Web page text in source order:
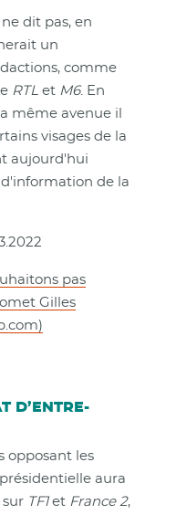
dit pas, en
un
comme
RTL et M6. En
même avenue il
visages de la
aujourd'hui
de la
pas
Gilles
D’ENTRE-
opposant les
aura
sur TF1et France 2,